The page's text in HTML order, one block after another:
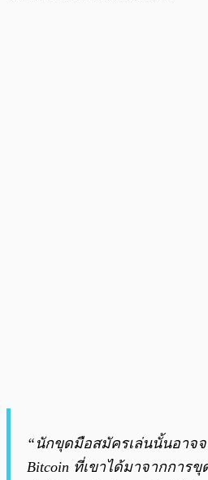
“นักขุดมือสมัครเล่นนั้นอาจ
Bitcoin ที่เขาได้มาจากการ